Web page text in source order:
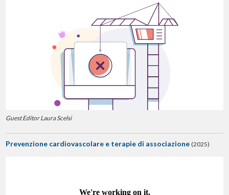
Guest Editor Laura Scelsi
Prevenzione cardiovascolare e terapie di associazione (2025)